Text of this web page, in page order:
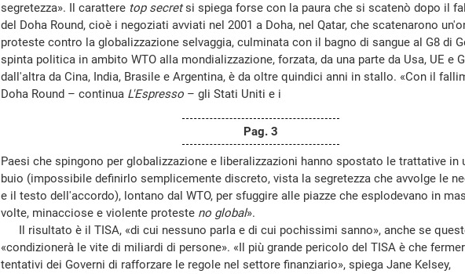
segretezza». Il carattere top secretsi spiega forse con la paura che si scatenò dopo il
del Doha Round, cioè i negoziati avviati nel 2001 a Doha, nel Qatar, che scatenarono
proteste contro la globalizzazione selvaggia, culminata con il bagno di sangue al G8 di
spinta politica in ambito WTO alla mondializzazione, forzata, da una parte da Usa, UE e
dall'altra da Cina, India, Brasile e Argentina, è da oltre quindici anni in stallo. «Con il
Doha Round – continua L'Espresso – gli Stati Uniti e i
Pag. 3
Paesi che spingono per globalizzazione e liberalizzazioni hanno spostato le trattative in
buio (impossibile definirlo semplicemente discreto, vista la segretezza che avvolge le
e il testo dell'accordo), lontano dal WTO, per sfuggire alle piazze che esplodevano in
volte, minacciose e violente proteste no global».
Il risultato è il TISA, «di cui nessuno parla e di cui pochissimi sanno», anche se
«condizionerà le vite di miliardi di persone». «Il più grande pericolo del TISA è che
tentativi dei Governi di rafforzare le regole nel settore finanziario», spiega Jane Kelsey,